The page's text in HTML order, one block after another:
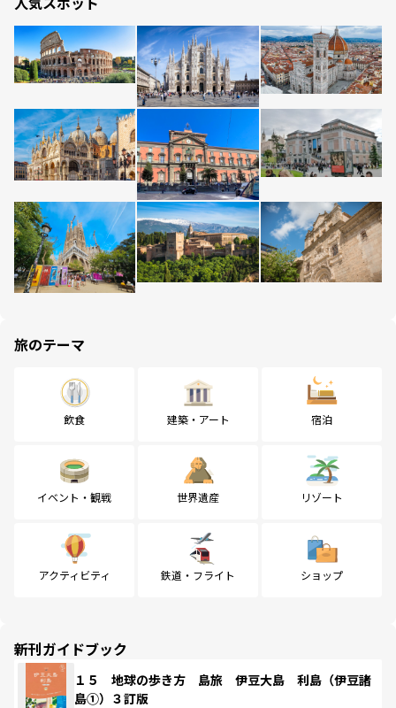
旅のテーマ
飲食 建築・アート 宿泊
イベント・観戦 世界遺産 リゾート
アクティビティ 鉄道・フライト ショップ
新刊ガイドブック
１５ 地球の歩き方 島旅 伊豆大島 利島（伊豆諸
島①）３訂版